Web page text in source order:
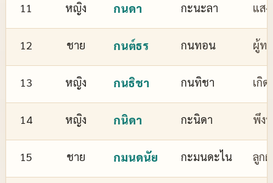
11 หญิง กนดา กะนะลา แสง
12 ชาย กนต์ธร กนทอน ผู้ท
13 หญิง กนธิชา กนทิชา เกิด
14 หญิง กนิดา กะนิดา พึง
15 ชาย กมนดนัย กะมนดะไน ลูก